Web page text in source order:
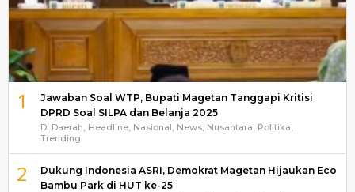
1
Jawaban Soal WTP, Bupati Magetan Tanggapi Kritisi
DPRD Soal SILPA dan Belanja 2025
Di Daerah, Headline, Nasional, News, Nusantara, Politika,
Trending
2
Dukung Indonesia ASRI, Demokrat Magetan Hijaukan Eco
Bambu Park di HUT ke-25